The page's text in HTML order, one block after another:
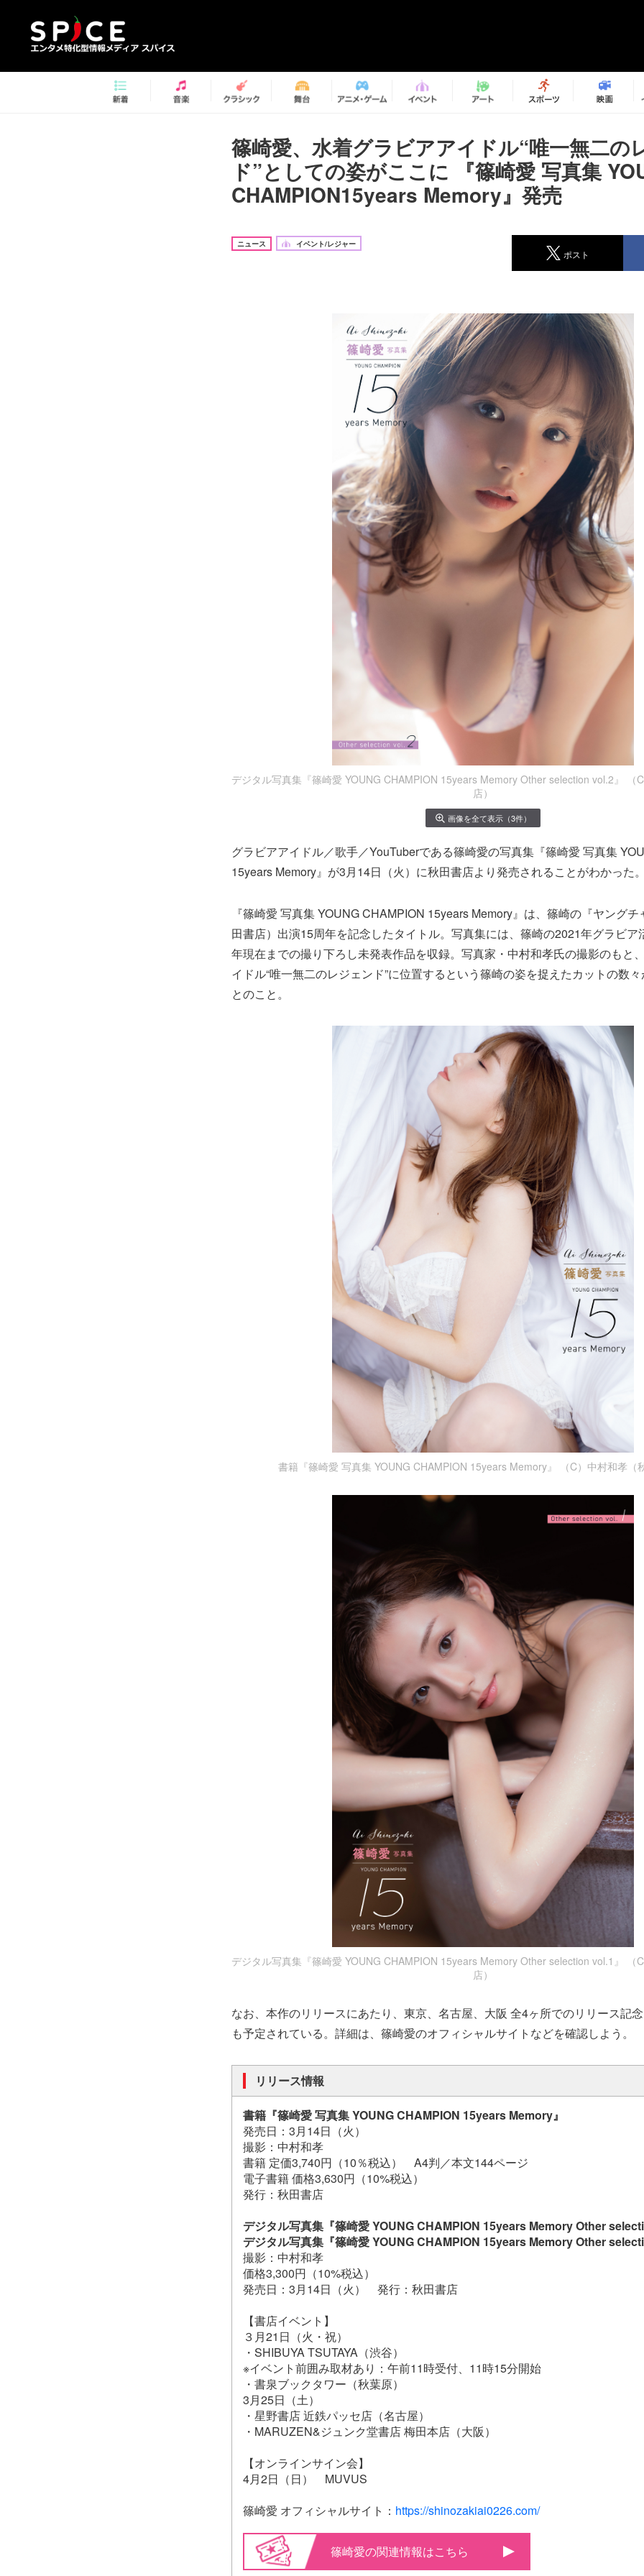
篠崎愛、水着グラビアアイドル“唯一無二の
ド”としての姿がここに 『篠崎愛 写真集
CHAMPION15years Memory』発売
ニュース イベント/レジャー
ポスト
デジタル写真集『篠崎愛 YOUNG CHAMPION 15years Memory Other selection vol.2』 （
店）
画像を全て表示（3件）
グラビアアイドル／歌手／YouTuberである篠崎愛の写真集『篠崎愛 写真集
15years Memory』が3月14日（火）に秋田書店より発売されることがわかった。
『篠崎愛 写真集 YOUNG CHAMPION 15years Memory』は、篠崎の『ヤング
田書店）出演15周年を記念したタイトル。写真集には、篠崎の2021年グラビア
年現在までの撮り下ろし未発表作品を収録。写真家・中村和孝氏の撮影のもと
イドル“唯一無二のレジェンド”に位置するという篠崎の姿を捉えたカットの数
とのこと。
書籍『篠崎愛 写真集 YOUNG CHAMPION 15years Memory』 （C）中村和孝（
デジタル写真集『篠崎愛 YOUNG CHAMPION 15years Memory Other selection vol.1』 （
店）
なお、本作のリリースにあたり、東京、名古屋、大阪 全4ヶ所でのリリース記
も予定されている。詳細は、篠崎愛のオフィシャルサイトなどを確認しよう。
リリース情報
書籍『篠崎愛 写真集 YOUNG CHAMPION 15years Memory』
発売日：3月14日（火）
撮影：中村和孝
書籍 定価3,740円（10％税込） A4判／本文144ページ
電子書籍 価格3,630円（10%税込）
発行：秋田書店
デジタル写真集『篠崎愛 YOUNG CHAMPION 15years Memory Other
デジタル写真集『篠崎愛 YOUNG CHAMPION 15years Memory Other
撮影：中村和孝
価格3,300円（10%税込）
発売日：3月14日（火） 発行：秋田書店
【書店イベント】
３月21日（火・祝）
・SHIBUYA TSUTAYA（渋谷）
※イベント前囲み取材あり：午前11時受付、11時15分開始
・書泉ブックタワー（秋葉原）
3月25日（土）
・星野書店 近鉄パッセ店（名古屋）
・MARUZEN&ジュンク堂書店 梅田本店（大阪）
【オンラインサイン会】
4月2日（日） MUVUS
篠崎愛 オフィシャルサイト： https://shinozakiai0226.com/
篠崎愛の関連情報はこちら